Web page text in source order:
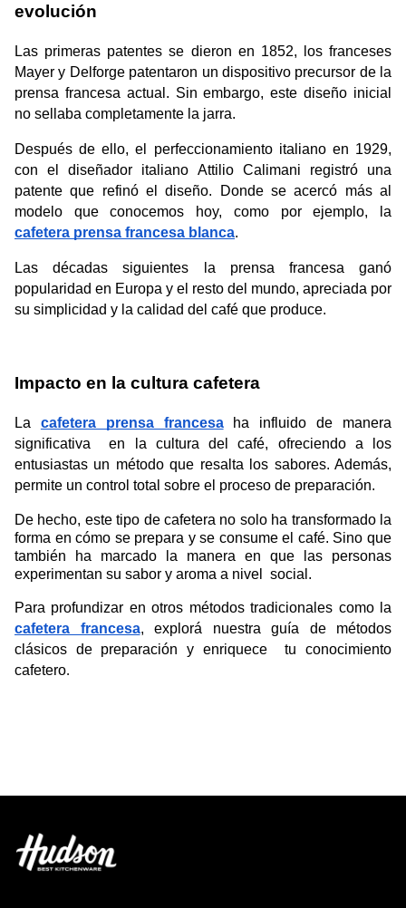
evolución
Las primeras patentes se dieron en 1852, los franceses
Mayer y Delforge patentaron un dispositivo precursor de la
prensa francesa actual. Sin embargo, este diseño inicial
no sellaba completamente la jarra.
Después de ello, el perfeccionamiento italiano en 1929,
con el diseñador italiano Attilio Calimani registró una
patente que refinó el diseño. Donde se acercó más al
cafetera prensa francesa blanca.
Las décadas siguientes la prensa francesa ganó
popularidad en Europa y el resto del mundo, apreciada por
su simplicidad y la calidad del café que produce.
Impacto en la cultura cafetera
La cafetera prensa francesa ha influido de manera
significativa  en la cultura del café, ofreciendo a los
entusiastas un método que resalta los sabores. Además,
permite un control total sobre el proceso de preparación.
De hecho, este tipo de cafetera no solo ha transformado la
forma en cómo se prepara y se consume el café. Sino que
también ha marcado la manera en que las personas
experimentan su sabor y aroma a nivel  social.
cafetera francesa, explorá nuestra guía de métodos
clásicos de preparación y enriquece  tu conocimiento
cafetero.